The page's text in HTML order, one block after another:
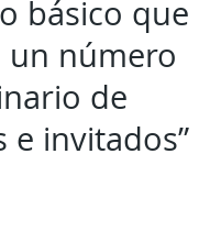
básico que
un número
de
e invitados”